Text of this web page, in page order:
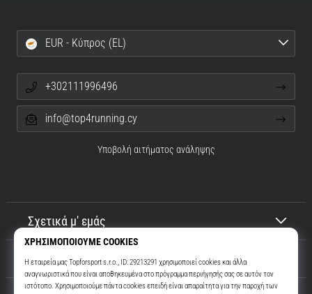
Σχετικά μ' εμάς
Εξυπηρέτηση πελατών
EUR - Κύπρος (EL)
+302111996496
info@top4running.cy
Υποβολή αιτήματος ανάληψης